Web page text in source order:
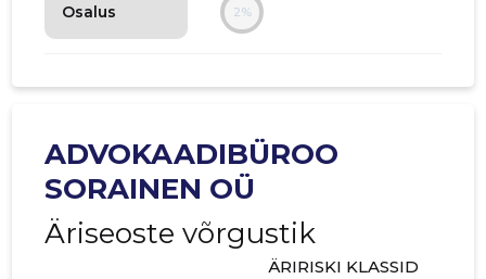
Osalus 2%
ADVOKAADIBÜROO
SORAINEN OÜ
Äriseoste võrgustik
ÄRIRISKI KLASSID